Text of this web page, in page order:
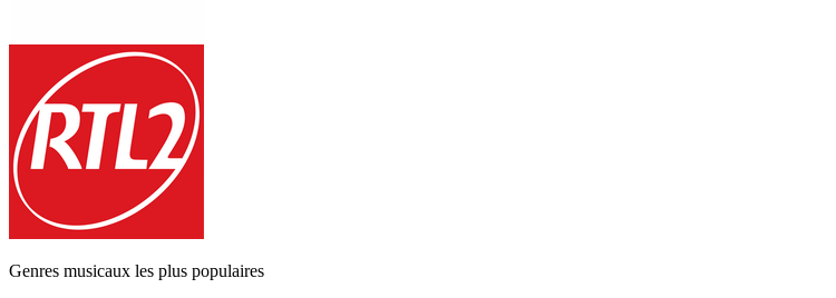
Genres musicaux les plus populaires